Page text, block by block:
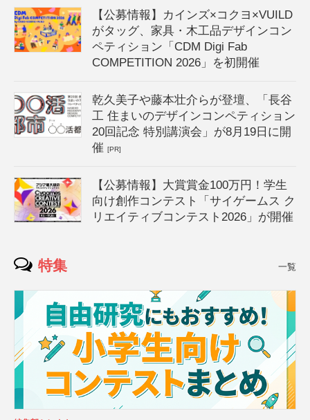
【公募情報】カインズ×コクヨ×VUILD
がタッグ、家具・木工品デザインコン
ペティション「CDM Digi Fab
COMPETITION 2026」を初開催
乾久美子や藤本壮介らが登壇、「長谷
工 住まいのデザインコンペティション
20回記念 特別講演会」が8月19日に開
催[PR]
【公募情報】大賞賞金100万円！学生
向け創作コンテスト「サイゲームス ク
リエイティブコンテスト2026」が開催
特集 一覧